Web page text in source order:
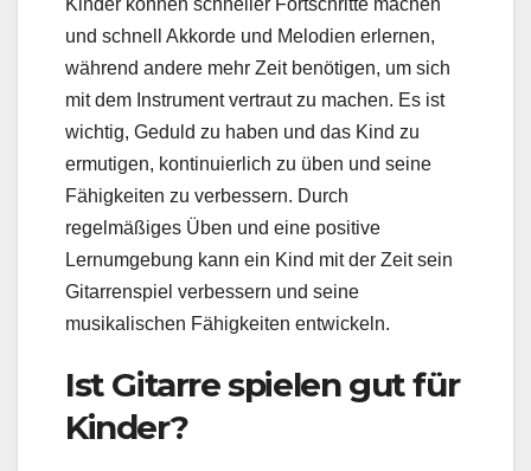
und schnell Akkorde und Melodien erlernen,
während andere mehr Zeit benötigen, um sich
mit dem Instrument vertraut zu machen. Es ist
wichtig, Geduld zu haben und das Kind zu
ermutigen, kontinuierlich zu üben und seine
Fähigkeiten zu verbessern. Durch
regelmäßiges Üben und eine positive
Lernumgebung kann ein Kind mit der Zeit sein
Gitarrenspiel verbessern und seine
musikalischen Fähigkeiten entwickeln.
Ist Gitarre spielen gut für
Kinder?